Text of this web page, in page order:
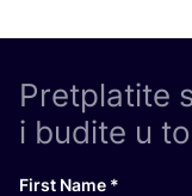
Pretplatite
i budite u
First Name *